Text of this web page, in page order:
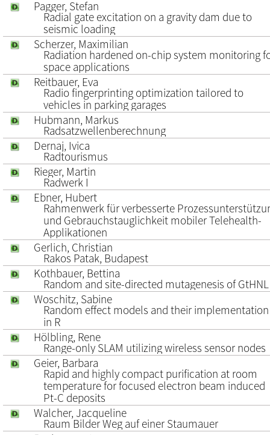
Pagger, Stefan
Radial gate excitation on a gravity dam due to
seismic loading
Scherzer, Maximilian
Radiation hardened on-chip system monitoring
space applications
Reitbauer, Eva
Radio fingerprinting optimization tailored to
vehicles in parking garages
Hubmann, Markus
Radsatzwellenberechnung
Dernaj, Ivica
Radtourismus
Rieger, Martin
Radwerk I
Ebner, Hubert
Rahmenwerk für verbesserte
und Gebrauchstauglichkeit mobiler Telehealth-
Applikationen
Gerlich, Christian
Rakos Patak, Budapest
Kothbauer, Bettina
Random and site-directed mutagenesis of GtHNL
Woschitz, Sabine
Random effect models and their implementation
in R
Hölbling, Rene
Range-only SLAM utilizing wireless sensor nodes
Geier, Barbara
Rapid and highly compact purification at room
temperature for focused electron beam induced
Pt-C deposits
Walcher, Jacqueline
Raum Bilder Weg auf einer Staumauer